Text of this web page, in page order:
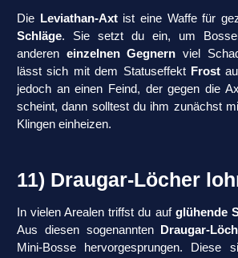
Die Leviathan-Axtist eine Waffe für
Schläge. Sie setzt du ein, um
anderen einzelnen Gegnern viel
lässt sich mit dem Statuseffekt Frost
jedoch an einen Feind, der gegen die
scheint, dann solltest du ihm zunächst
Klingen einheizen.
11) Draugar-Löcher
In vielen Arealen triffst du auf glühende
Aus diesen sogenannten
Draugar-
Mini-Bosse hervorgesprungen. Diese